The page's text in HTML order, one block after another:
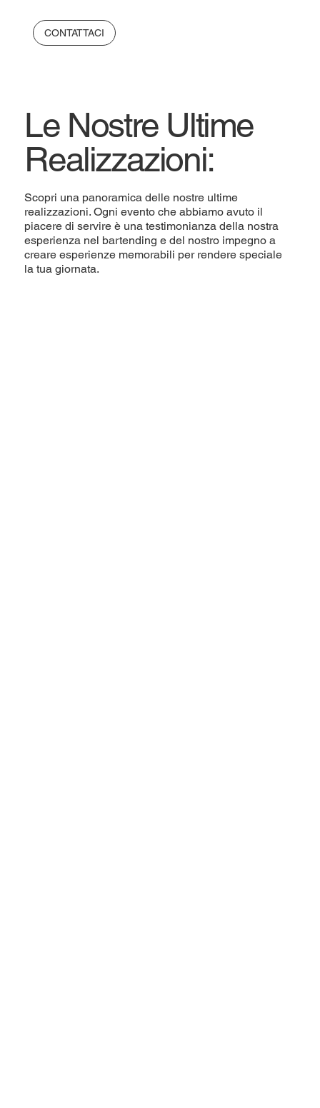
CONTATTACI
Le Nostre Ultime
Realizzazioni:
Scopri una panoramica delle nostre ultime
realizzazioni. Ogni evento che abbiamo avuto il
piacere di servire è una testimonianza della nostra
esperienza nel bartending e del nostro impegno a
creare esperienze memorabili per rendere speciale
la tua giornata.